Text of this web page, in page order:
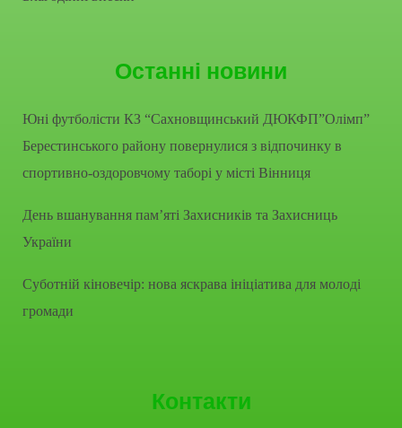
Останні новини
Юні футболісти КЗ “Сахновщинський ДЮКФП”Олімп”
Берестинського району повернулися з відпочинку в
спортивно-оздоровчому таборі у місті Вінниця
День вшанування пам’яті Захисників та Захисниць
України
Суботній кіновечір: нова яскрава ініціатива для молоді
громади
Контакти